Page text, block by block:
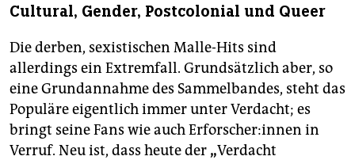
Cultural, Gender, Postcolonial und Queer
Die derben, sexistischen Malle-Hits sind
allerdings ein Extremfall. Grundsätzlich aber, so
eine Grundannahme des Sammelbandes, steht das
Populäre eigentlich immer unter Verdacht; es
bringt seine Fans wie auch Er­for­sche­r:in­nen in
Verruf. Neu ist, dass heute der „Verdacht